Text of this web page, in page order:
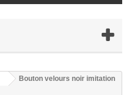
Bouton velours noir imitation